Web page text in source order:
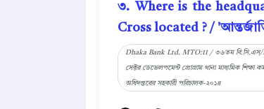
৩. Where is the
Cross located ? /
Dhaka Bank Ltd. MTO:11 / ৩৬তম বি.সি.এস/
সেক্টর ডেভেলপমেন্ট প্রোগ্রাম থানা মাধ্যমিক
অধিদপ্তরের সহকারী পরিচালক-২০১৪